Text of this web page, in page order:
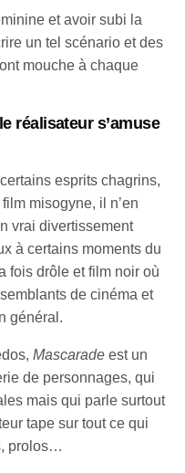
et avoir subi la
un tel scénario et des
mouche à chaque
réalisateur s’amuse
esprits chagrins,
misogyne, il n’en
vrai divertissement
à certains moments du
fois drôle et film noir où
de cinéma et
général.
Mascarade est un
de personnages, qui
mais qui parle surtout
tape sur tout ce qui
prolos…